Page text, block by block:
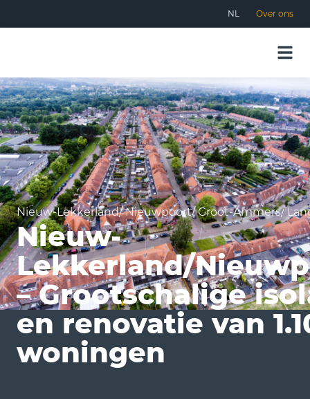
NL Over ons
Nieuw-Lekkerland/ Nieuwpoort/ Groot-Ammers/
Nieuw-
Lekkerland/
– Grootschalige
en renovatie van
woningen